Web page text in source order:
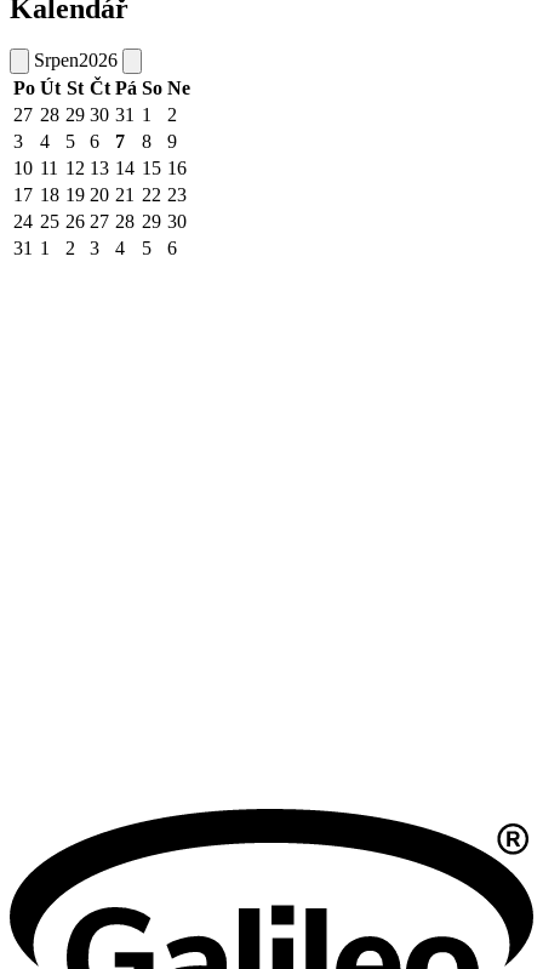
Kalendář
Srpen2026
Po Út St Čt Pá So Ne
27 28 29 30 31 1
2
3
4 5 6 7 8
9
10 11 12 13 14 15 16
17 18 19 20 21 22 23
24 25 26 27 28 29 30
31 1 2 3 4 5 6